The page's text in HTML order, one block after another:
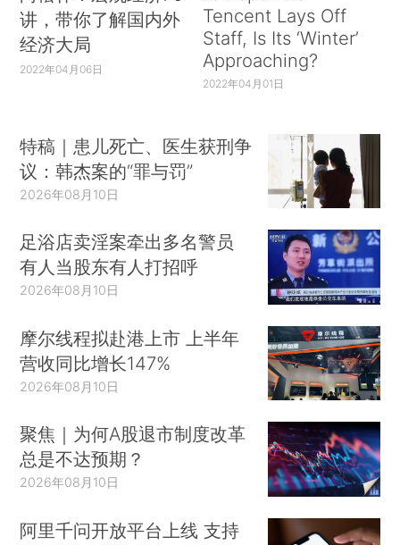
讲，带你了解国内外
经济大局
2022年04月06日
Tencent Lays Off
Staff, Is Its ‘Winter’
Approaching?
2022年04月01日
特稿｜患儿死亡、医生获刑争
议：韩杰案的“罪与罚”
2026年08月10日
足浴店卖淫案牵出多名警员
有人当股东有人打招呼
2026年08月10日
摩尔线程拟赴港上市 上半年
营收同比增长147%
2026年08月10日
聚焦｜为何A股退市制度改革
总是不达预期？
2026年08月10日
阿里千问开放平台上线 支持